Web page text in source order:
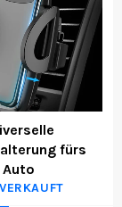
fürs
Auto